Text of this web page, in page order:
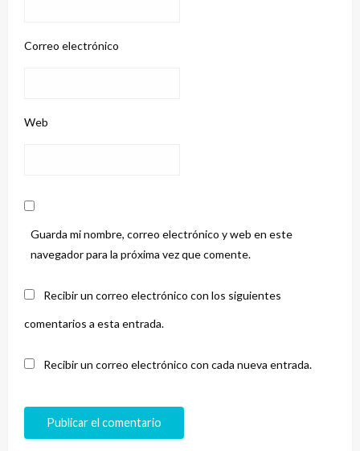
Correo electrónico
Web
Guarda mi nombre, correo electrónico y web en este
navegador para la próxima vez que comente.
Recibir un correo electrónico con los siguientes
comentarios a esta entrada.
Recibir un correo electrónico con cada nueva entrada.